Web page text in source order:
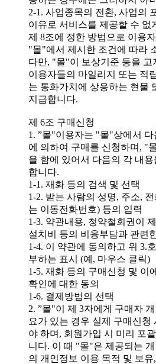
2-1. 사업종목의 전환, 사업의
이유로 서비스를 제공할 수 없
제 8조에 정한 방법으로 이용
"몰"에서 제시한 조건에 따라
다만, "몰"이 보상기준 등을 고
이용자들의 마일리지 또는 적
는 통화가치에 상응하는 현물
지급합니다.
제 6조 구매신청
1. ”몰"이용자는 "몰"상에서
에 의하여 구매를 신청하며, "
을 함에 있어서 다음의 각 내
합니다.
1-1. 재화 등의 검색 및 선택
1-2. 받는 사람의 성명, 주소,
는 이동전화번호) 등의 입력
1-3. 약관내용, 청약철회권이
설치비 등의 비용부담과 관련
1-4. 이 약관에 동의하고 위 3.
부하는 표시 (예, 마우스 클릭)
1-5. 재화 등의 구매신청 및 이
확인에 대한 동의
1-6. 결제방법의 선택
2. ”몰"이 제 3자에게 구매자
요가 있는 경우 실제 구매신청
야 하며, 회원가입 시 미리 포
니다. 이 때 "몰"은 제공되는
의 개인정보 이용 목적 및 보